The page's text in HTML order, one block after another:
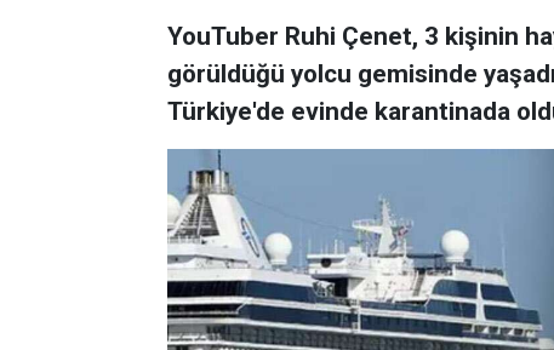
YouTuber Ruhi Çenet, 3 kişinin
görüldüğü yolcu gemisinde
Türkiye'de evinde karantinada